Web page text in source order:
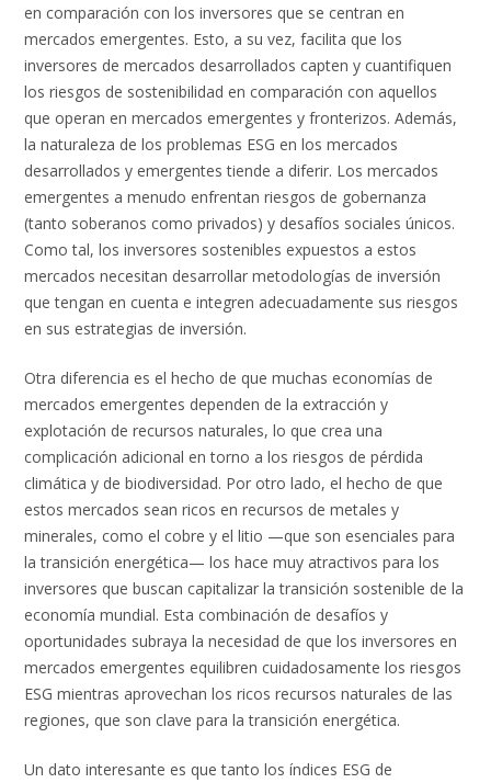
en comparación con los inversores que se centran en
mercados emergentes. Esto, a su vez, facilita que los
inversores de mercados desarrollados capten y cuantifiquen
los riesgos de sostenibilidad en comparación con aquellos
que operan en mercados emergentes y fronterizos. Además,
la naturaleza de los problemas ESG en los mercados
desarrollados y emergentes tiende a diferir. Los mercados
emergentes a menudo enfrentan riesgos de gobernanza
(tanto soberanos como privados) y desafíos sociales únicos.
Como tal, los inversores sostenibles expuestos a estos
mercados necesitan desarrollar metodologías de inversión
que tengan en cuenta e integren adecuadamente sus riesgos
en sus estrategias de inversión.
Otra diferencia es el hecho de que muchas economías de
mercados emergentes dependen de la extracción y
explotación de recursos naturales, lo que crea una
complicación adicional en torno a los riesgos de pérdida
climática y de biodiversidad. Por otro lado, el hecho de que
estos mercados sean ricos en recursos de metales y
minerales, como el cobre y el litio —que son esenciales para
la transición energética— los hace muy atractivos para los
inversores que buscan capitalizar la transición sostenible de la
economía mundial. Esta combinación de desafíos y
oportunidades subraya la necesidad de que los inversores en
mercados emergentes equilibren cuidadosamente los riesgos
ESG mientras aprovechan los ricos recursos naturales de las
regiones, que son clave para la transición energética.
Un dato interesante es que tanto los índices ESG de